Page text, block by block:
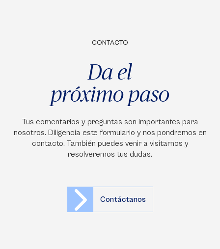
CONTACTO
Da el
próximo paso
Tus comentarios y preguntas son importantes para
nosotros. Diligencia este formulario y nos pondremos en
contacto. También puedes venir a visitarnos y
resolveremos tus dudas.
Contáctanos